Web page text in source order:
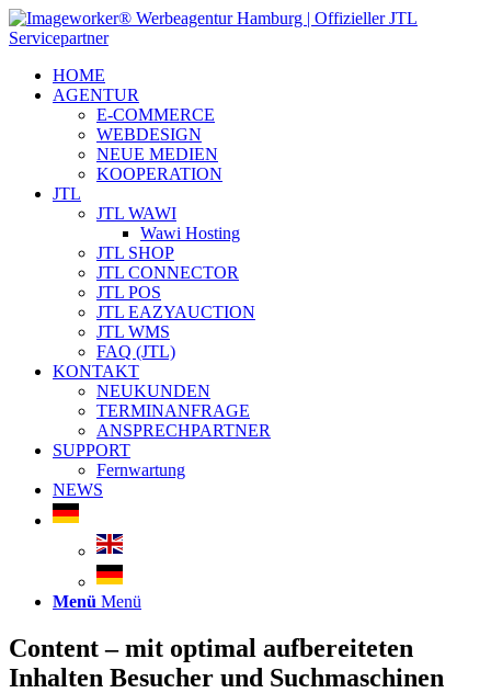
HOME
AGENTUR
E-COMMERCE
WEBDESIGN
NEUE MEDIEN
KOOPERATION
JTL
JTL WAWI
Wawi Hosting
JTL SHOP
JTL CONNECTOR
JTL POS
JTL EAZYAUCTION
JTL WMS
FAQ (JTL)
KONTAKT
NEUKUNDEN
TERMINANFRAGE
ANSPRECHPARTNER
SUPPORT
Fernwartung
NEWS
Menü Menü
Content – mit optimal aufbereiteten
Inhalten Besucher und Suchmaschinen